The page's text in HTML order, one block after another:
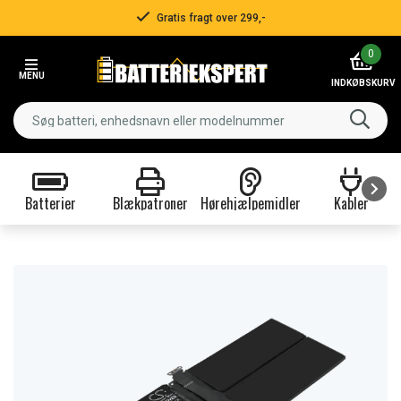
Gratis fragt over 299,-
MENU
0
INDKØBSKURV
Batterier Blækpatroner Hørehjælpemidler Kabler